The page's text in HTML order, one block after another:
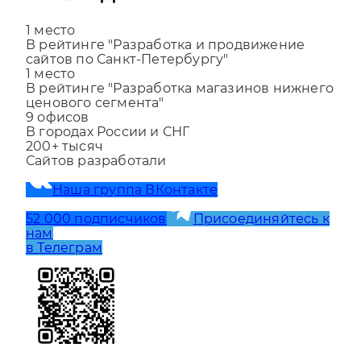
Наши достижения
1место
В рейтинге "Разработка и продвижение
сайтов по Санкт-Петербургу"
1место
В рейтинге "Разработка магазинов нижнего
ценового сегмента"
9 офисов
В городах России и СНГ
200+тысяч
52 000 подписчиков
нам